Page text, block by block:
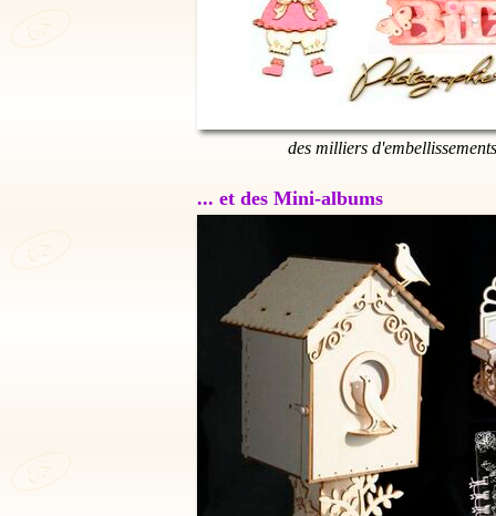
des milliers
... et des Mini-albums